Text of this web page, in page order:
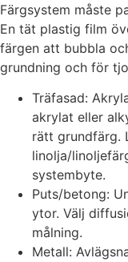
Färgsystem måste
En tät plastig film
färgen att bubbla
grundning och för
Träfasad:
akrylat eller
rätt grundfärg.
linolja/
systembyte.
Puts/betong:
ytor. Välj
målning.
Metall: